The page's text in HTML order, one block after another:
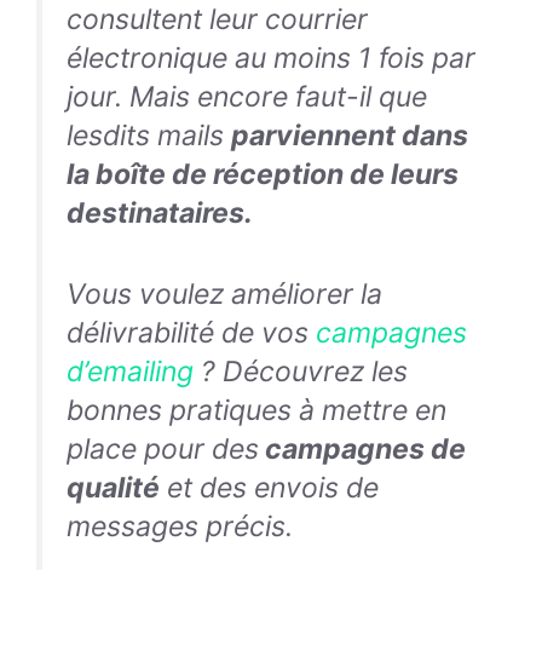
consultent leur courrier
électronique au moins 1 fois par
jour. Mais encore faut-il que
lesdits mails parviennent dans
la boîte de réception de leurs
destinataires.
Vous voulez améliorer la
délivrabilité de vos campagnes
d’emailing ? Découvrez les
bonnes pratiques à mettre en
place pour des campagnes de
qualité et des envois de
messages précis.